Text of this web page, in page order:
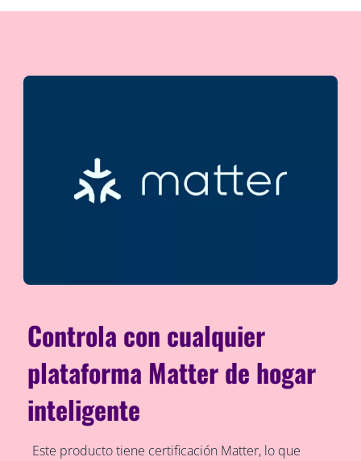
Controla con cualquier
plataforma Matter de hogar
inteligente
Este producto tiene certificación Matter, lo que